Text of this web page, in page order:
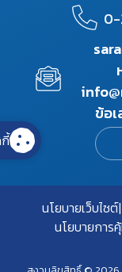
0-
ข้อ
นโยบายเว็บไซต์
นโยบายการ